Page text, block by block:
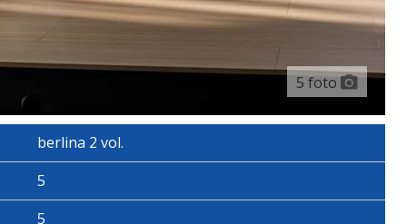
5 foto
berlina 2 vol.
5
5